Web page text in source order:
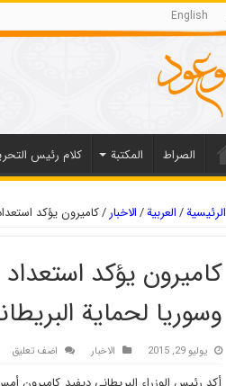
English
الصراط المکتبة كلام رئيس
الرئيسية/العربیة/الاخبار /كاميرون يؤكد
كاميرون يؤكد
وسوريا لحماية
يوليو 29, 2015 الاخبار اضف تعليق